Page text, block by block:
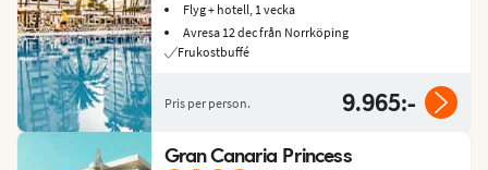
Flyg + hotell, 1 vecka
Avresa 12 dec från Norrköping
Frukostbuffé
Pris per person. 9.965:-
Gran Canaria Princess